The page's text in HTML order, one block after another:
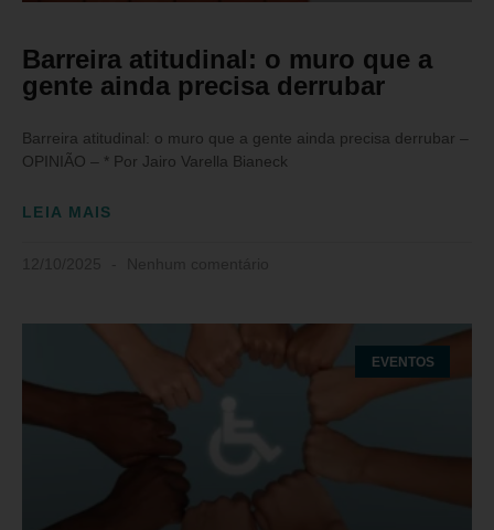
Barreira atitudinal: o muro que a
gente ainda precisa derrubar
Barreira atitudinal: o muro que a gente ainda precisa derrubar –
OPINIÃO – * Por Jairo Varella Bianeck
LEIA MAIS
EVENTOS